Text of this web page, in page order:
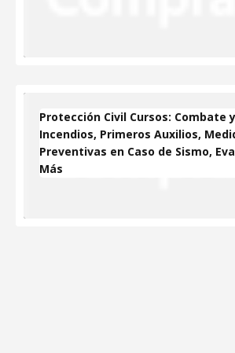
Protección Civil Cursos: Combate
Incendios, Primeros Auxilios,
Preventivas en Caso de Sismo,
Más